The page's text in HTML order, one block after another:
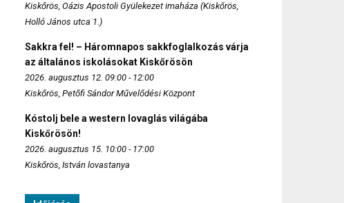
Kiskőrös, Oázis Apostoli Gyülekezet imaháza (Kiskőrös,
Holló János utca 1.)
Sakkra fel! – Háromnapos sakkfoglalkozás várja
az általános iskolásokat Kiskőrösön
2026. augusztus 12. 09:00 - 12:00
Kiskőrös, Petőfi Sándor Művelődési Központ
Kóstolj bele a western lovaglás világába
Kiskőrösön!
2026. augusztus 15. 10:00 - 17:00
Kiskőrös, István lovastanya